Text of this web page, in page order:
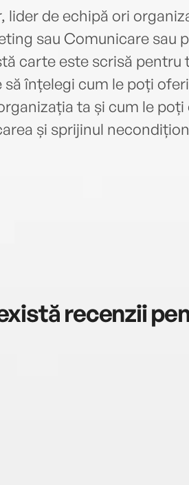
lider de echipă ori
sau Comunicare sau
carte este scrisă pentru
înțelegi cum le poți oferi
ta și cum le
și sprijinul
recenzii